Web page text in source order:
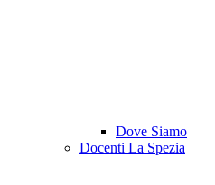
Dove Siamo
Docenti La Spezia